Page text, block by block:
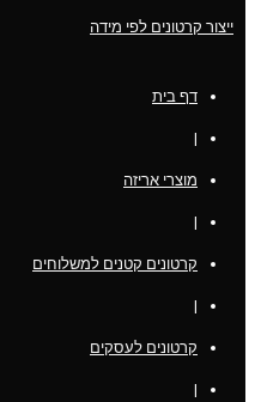
ייצור קרטונים לפי מידה
דף בית
|
מוצרי אריזה
|
קרטונים קטנים למשלוחים
|
קרטונים לעסקים
|